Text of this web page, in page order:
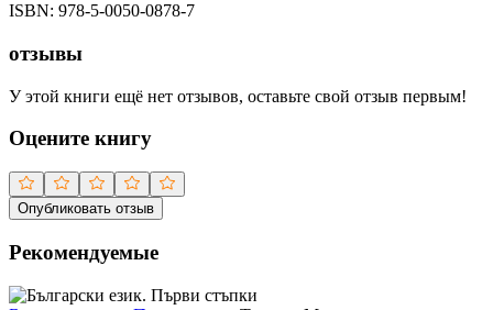
ISBN: 978-5-0050-0878-7
отзывы
У этой книги ещё нет отзывов, оставьте свой отзыв первым!
Оцените книгу
Опубликовать отзыв
Рекомендуемые